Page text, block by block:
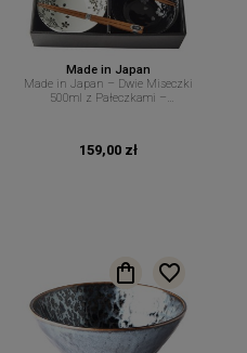
Made in Japan
Made in Japan – Dwie Miseczki
500ml z Pałeczkami –
159,00 zł